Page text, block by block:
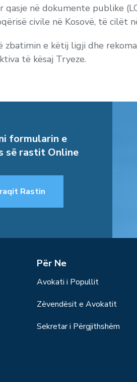
në dokumente publike
civile në Kosovë, të cilët
zbatimin e këtij ligji dhe
të kësaj Tryeze.
formularin e
së rastit Online
Rastin
Për Ne
Avokati i Popullit
Zëvendësit e Avokatit
Sekretar i Përgjithshëm